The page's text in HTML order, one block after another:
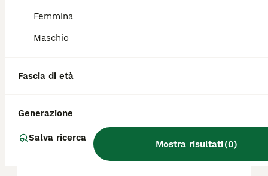
Femmina
Maschio
Fascia di età
Generazione
Salva ricerca
Mostra risultati(0)
base a fattori come il pedigree, la
Quanto dura la vita di un
Pastore Dellanatolia?
Qual è il carattere del
Pastore Dellanatolia?